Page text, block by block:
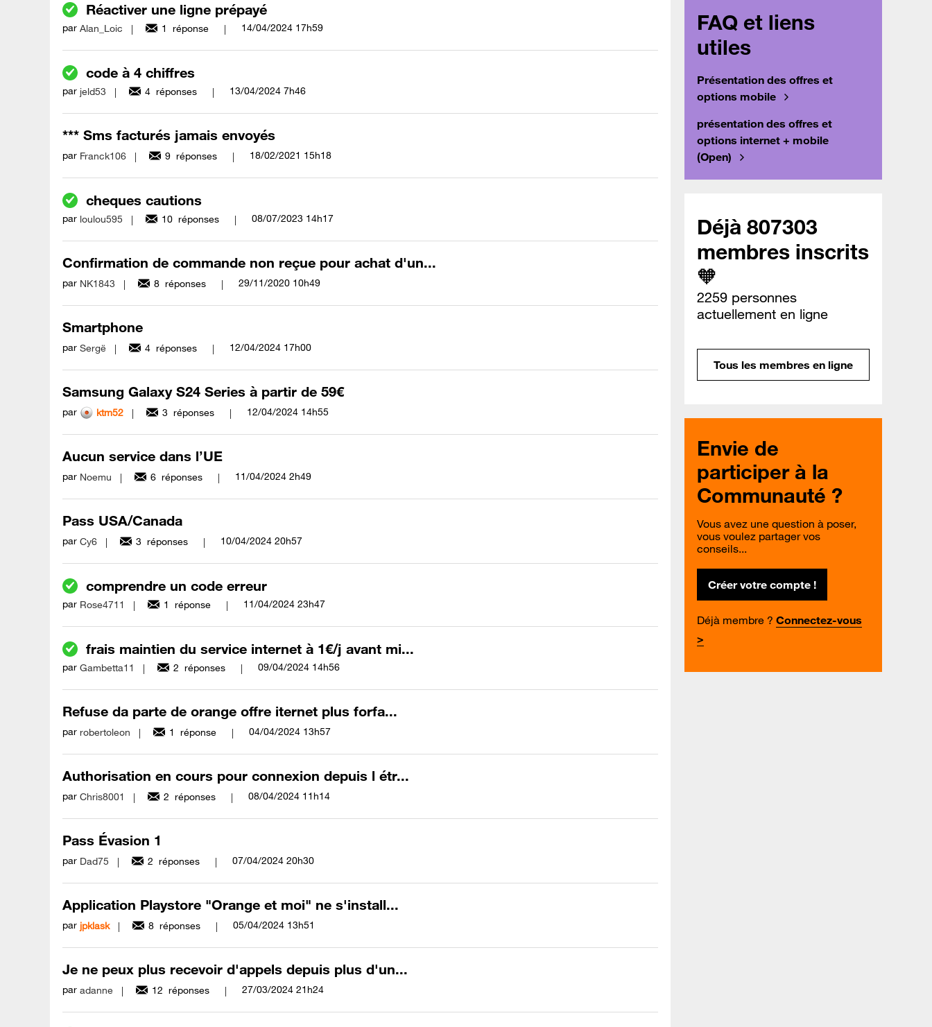
Réactiver une ligne prépayé
par Alan_Loic 1 réponse ‎14/04/2024 17h59
code à 4 chiffres
par jeld53 4 réponses ‎13/04/2024 7h46
*** Sms facturés jamais envoyés
par Franck106 9 réponses ‎18/02/2021 15h18
cheques cautions
par loulou595 10 réponses ‎08/07/2023 14h17
Confirmation de commande non reçue pour achat d'un...
par NK1843 8 réponses ‎29/11/2020 10h49
Smartphone
par Sergë 4 réponses ‎12/04/2024 17h00
Samsung Galaxy S24 Series à partir de 59€
par ktm52 3 réponses ‎12/04/2024 14h55
Aucun service dans l’UE
par Noemu 6 réponses ‎11/04/2024 2h49
Pass USA/Canada
par Cy6 3 réponses ‎10/04/2024 20h57
comprendre un code erreur
par Rose4711 1 réponse ‎11/04/2024 23h47
frais maintien du service internet à 1€/j avant mi...
par Gambetta11 2 réponses ‎09/04/2024 14h56
Refuse da parte de orange offre iternet plus forfa...
par robertoleon 1 réponse ‎04/04/2024 13h57
Authorisation en cours pour connexion depuis l étr...
par Chris8001 2 réponses ‎08/04/2024 11h14
Pass Évasion 1
par Dad75 2 réponses ‎07/04/2024 20h30
Application Playstore "Orange et moi" ne s'install...
par jpklask 8 réponses ‎05/04/2024 13h51
Je ne peux plus recevoir d'appels depuis plus d'un...
par adanne 12 réponses ‎27/03/2024 21h24
FAQ et liens
utiles
Présentation des offres et
options mobile
présentation des offres et
options internet + mobile
(Open)
Déjà 807303
membres inscrits
🧡
2259 personnes
actuellement en ligne
Tous les membres en ligne
Envie de
participer à la
Communauté ?
Vous avez une question à poser,
vous voulez partager vos
conseils...
Créer votre compte !
Déjà membre ? Connectez-vous
>